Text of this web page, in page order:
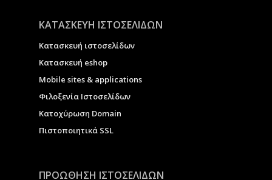
ΚΑΤΑΣΚΕΥΗ ΙΣΤΟΣΕΛΙΔΩΝ
Κατασκευή ιστοσελίδων
Κατασκευή eshop
Μobile sites & applications
Φιλοξενία Ιστοσελίδων
Κατοχύρωση Domain
Πιστοποιητικά SSL
ΠΡΟΩΘΗΣΗ ΙΣΤΟΣΕΛΙΔΩΝ